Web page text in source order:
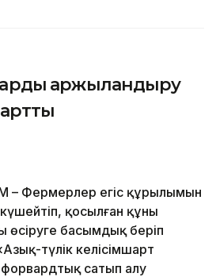
қаржыландыру
– Фермерлер егіс құрылымын
қосылған құны
басымдық беріп
түлік келісімшарт
сатып алу